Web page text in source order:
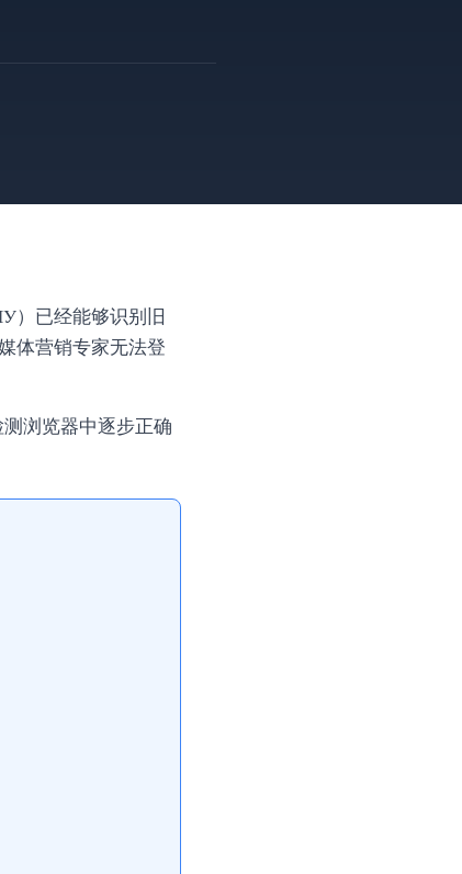
）已经能够识别旧
体营销专家无法登
浏览器中逐步正确